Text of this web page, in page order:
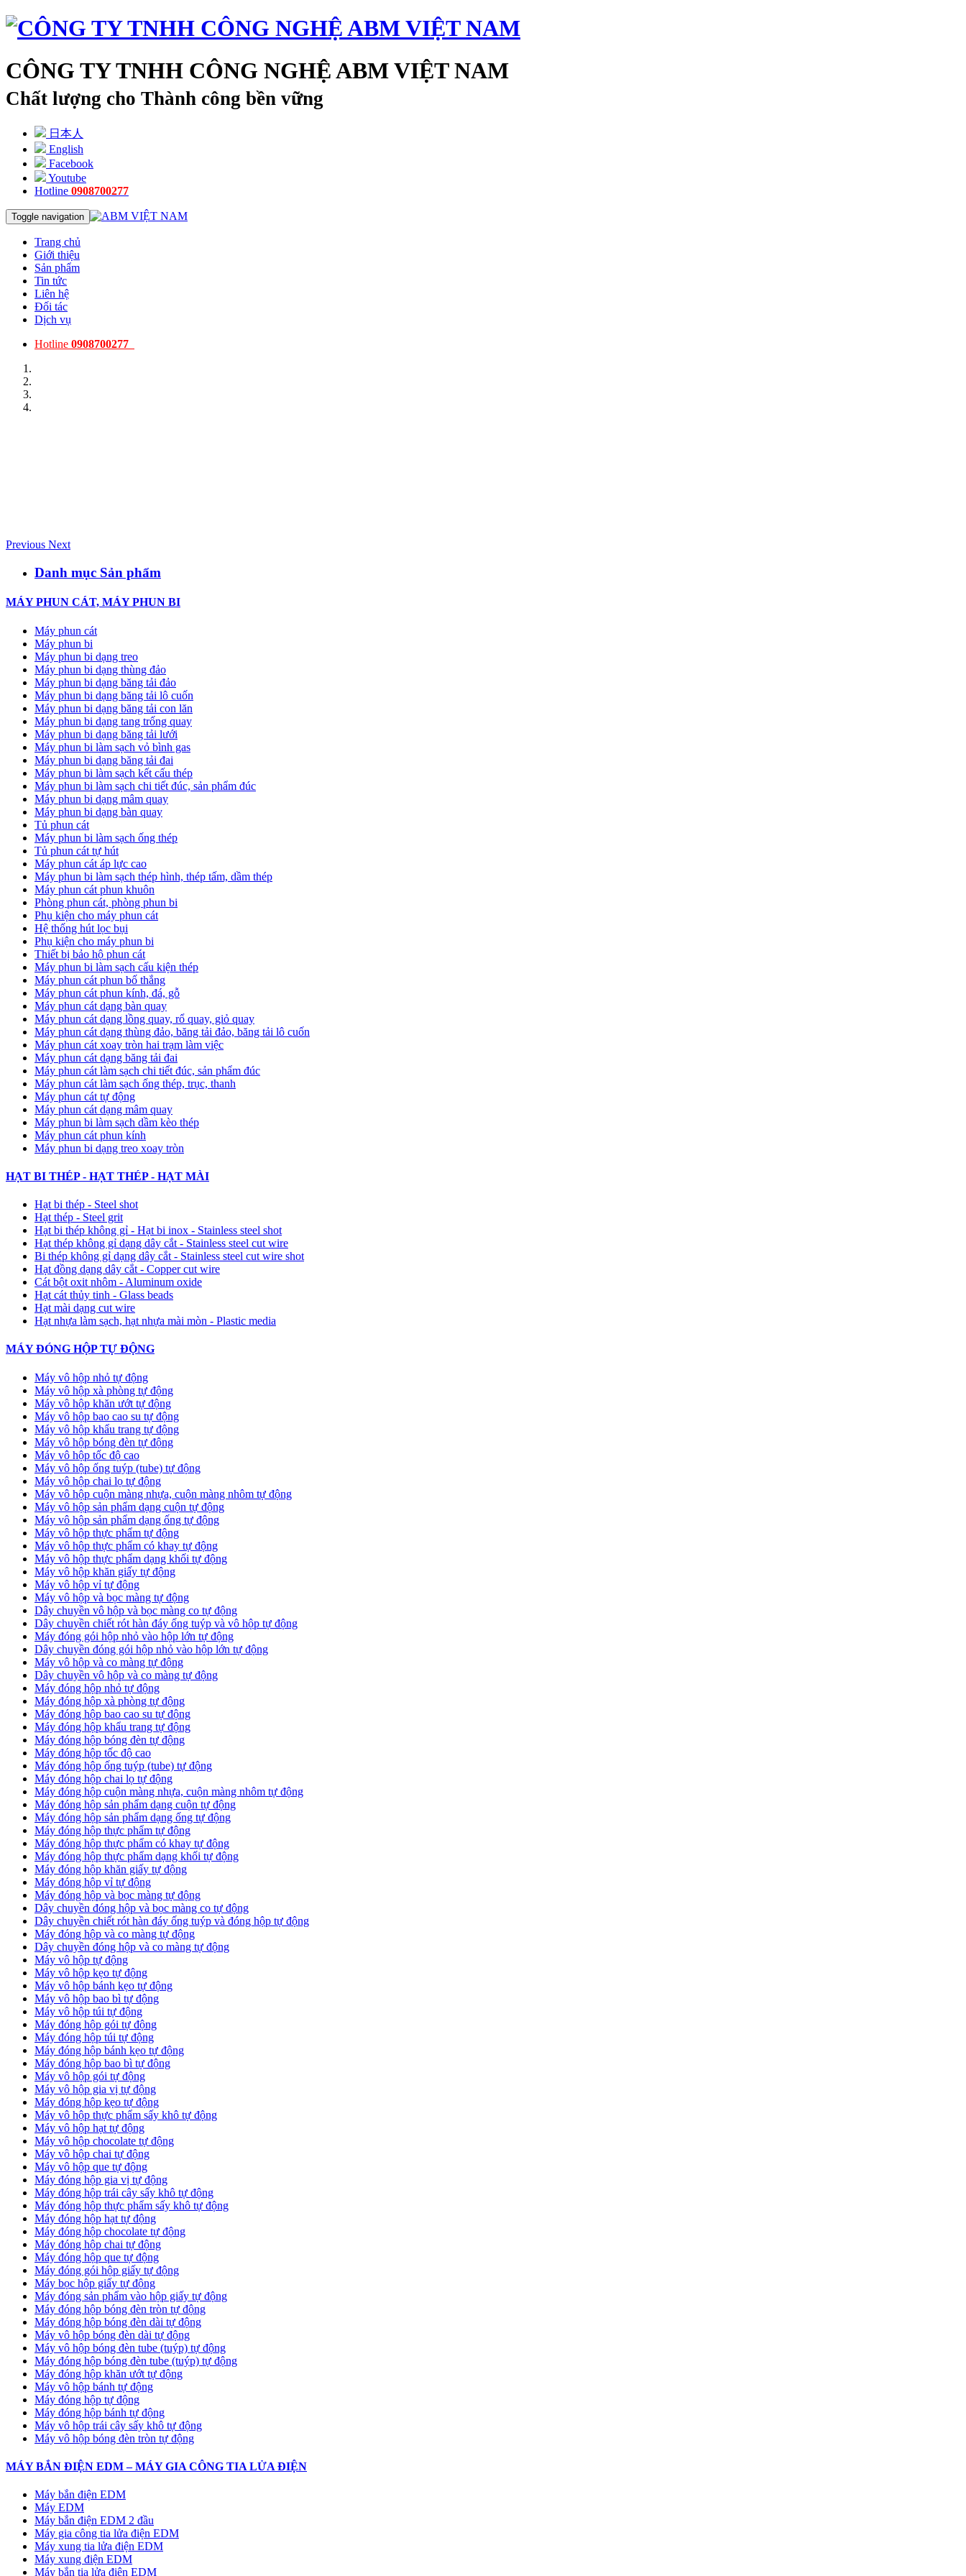
CÔNG TY TNHH CÔNG NGHỆ ABM VIỆT NAM
Chất lượng cho Thành công bền vững
日本人
English
Facebook
Youtube
Hotline 0908700277
Toggle navigation
Trang chủ
Giới thiệu
Sản phẩm
Tin tức
Liên hệ
Đối tác
Dịch vụ
Hotline 0908700277
Previous Next
Danh mục Sản phẩm
MÁY PHUN CÁT, MÁY PHUN BI
Máy phun cát
Máy phun bi
Máy phun bi dạng treo
Máy phun bi dạng thùng đảo
Máy phun bi dạng băng tải đảo
Máy phun bi dạng băng tải lô cuốn
Máy phun bi dạng băng tải con lăn
Máy phun bi dạng tang trống quay
Máy phun bi dạng băng tải lưới
Máy phun bi làm sạch vỏ bình gas
Máy phun bi dạng băng tải đai
Máy phun bi làm sạch kết cấu thép
Máy phun bi làm sạch chi tiết đúc, sản phẩm đúc
Máy phun bi dạng mâm quay
Máy phun bi dạng bàn quay
Tủ phun cát
Máy phun bi làm sạch ống thép
Tủ phun cát tự hút
Máy phun cát áp lực cao
Máy phun bi làm sạch thép hình, thép tấm, dầm thép
Máy phun cát phun khuôn
Phòng phun cát, phòng phun bi
Phụ kiện cho máy phun cát
Hệ thống hút lọc bụi
Phụ kiện cho máy phun bi
Thiết bị bảo hộ phun cát
Máy phun bi làm sạch cấu kiện thép
Máy phun cát phun bố thắng
Máy phun cát phun kính, đá, gỗ
Máy phun cát dạng bàn quay
Máy phun cát dạng lồng quay, rổ quay, giỏ quay
Máy phun cát dạng thùng đảo, băng tải đảo, băng tải lô cuốn
Máy phun cát xoay tròn hai trạm làm việc
Máy phun cát dạng băng tải đai
​Máy phun cát làm sạch chi tiết đúc, sản phẩm đúc
Máy phun cát làm sạch ống thép, trục, thanh
Máy phun cát tự động
​Máy phun cát dạng mâm quay
Máy phun bi làm sạch dầm kèo thép
Máy phun cát phun kính
Máy phun bi dạng treo xoay tròn
HẠT BI THÉP - HẠT THÉP - HẠT MÀI
Hạt bi thép - Steel shot
Hạt thép - Steel grit
Hạt bi thép không gỉ - Hạt bi inox - Stainless steel shot
Hạt thép không gỉ dạng dây cắt - Stainless steel cut wire
Bi thép không gỉ dạng dây cắt - Stainless steel cut wire shot
Hạt đồng dạng dây cắt - Copper cut wire
Cát bột oxit nhôm - Aluminum oxide
Hạt cát thủy tinh - Glass beads
Hạt mài dạng cut wire
Hạt nhựa làm sạch, hạt nhựa mài mòn - Plastic media
MÁY ĐÓNG HỘP TỰ ĐỘNG
Máy vô hộp nhỏ tự động
Máy vô hộp xà phòng tự động
Máy vô hộp khăn ướt tự động
Máy vô hộp bao cao su tự động
Máy vô hộp khẩu trang tự động
Máy vô hộp bóng đèn tự động
Máy vô hộp tốc độ cao
Máy vô hộp ống tuýp (tube) tự động
Máy vô hộp chai lọ tự động
Máy vô hộp cuộn màng nhựa, cuộn màng nhôm tự động
Máy vô hộp sản phẩm dạng cuộn tự động
Máy vô hộp sản phẩm dạng ống tự động
Máy vô hộp thực phẩm tự động
Máy vô hộp thực phẩm có khay tự động
Máy vô hộp thực phẩm dạng khối tự động
Máy vô hộp khăn giấy tự động
Máy vô hộp vỉ tự động
Máy vô hộp và bọc màng tự động
Dây chuyền vô hộp và bọc màng co tự động
Dây chuyền chiết rót hàn đáy ống tuýp và vô hộp tự động
Máy đóng gói hộp nhỏ vào hộp lớn tự động
Dây chuyền đóng gói hộp nhỏ vào hộp lớn tự động
Máy vô hộp và co màng tự động
Dây chuyền vô hộp và co màng tự động
Máy đóng hộp nhỏ tự động
Máy đóng hộp xà phòng tự động
Máy đóng hộp bao cao su tự động
Máy đóng hộp khẩu trang tự động
Máy đóng hộp bóng đèn tự động
Máy đóng hộp tốc độ cao
Máy đóng hộp ống tuýp (tube) tự động
Máy đóng hộp chai lọ tự động
Máy đóng hộp cuộn màng nhựa, cuộn màng nhôm tự động
Máy đóng hộp sản phẩm dạng cuộn tự động
Máy đóng hộp sản phẩm dạng ống tự động
Máy đóng hộp thực phẩm tự động
Máy đóng hộp thực phẩm có khay tự động
Máy đóng hộp thực phẩm dạng khối tự động
Máy đóng hộp khăn giấy tự động
Máy đóng hộp vỉ tự động
Máy đóng hộp và bọc màng tự động
Dây chuyền đóng hộp và bọc màng co tự động
Dây chuyền chiết rót hàn đáy ống tuýp và đóng hộp tự động
Máy đóng hộp và co màng tự động
Dây chuyền đóng hộp và co màng tự động
Máy vô hộp tự động
Máy vô hộp kẹo tự động
Máy vô hộp bánh kẹo tự động
Máy vô hộp bao bì tự động
Máy vô hộp túi tự động
Máy đóng hộp gói tự động
Máy đóng hộp túi tự động
Máy đóng hộp bánh kẹo tự động
Máy đóng hộp bao bì tự động
Máy vô hộp gói tự động
Máy vô hộp gia vị tự động
Máy đóng hộp kẹo tự động
Máy vô hộp thực phẩm sấy khô tự động
Máy vô hộp hạt tự động
Máy vô hộp chocolate tự động
Máy vô hộp chai tự động
Máy vô hộp que tự động
Máy đóng hộp gia vị tự động
Máy đóng hộp trái cây sấy khô tự động
Máy đóng hộp thực phẩm sấy khô tự động
Máy đóng hộp hạt tự động
Máy đóng hộp chocolate tự động
Máy đóng hộp chai tự động
Máy đóng hộp que tự động
Máy đóng gói hộp giấy tự động
Máy bọc hộp giấy tự động
Máy đóng sản phẩm vào hộp giấy tự động
Máy đóng hộp bóng đèn tròn tự động
Máy đóng hộp bóng đèn dài tự động
Máy vô hộp bóng đèn dài tự động
Máy vô hộp bóng đèn tube (tuýp) tự động
Máy đóng hộp bóng đèn tube (tuýp) tự động
Máy đóng hộp khăn ướt tự động
Máy vô hộp bánh tự động
Máy đóng hộp tự động
Máy đóng hộp bánh tự động
Máy vô hộp trái cây sấy khô tự động
Máy vô hộp bóng đèn tròn tự động
MÁY BẮN ĐIỆN EDM – MÁY GIA CÔNG TIA LỬA ĐIỆN
Máy bắn điện EDM
Máy EDM
Máy bắn điện EDM 2 đầu
Máy gia công tia lửa điện EDM
Máy xung tia lửa điện EDM
Máy xung điện EDM
Máy bắn tia lửa điện EDM